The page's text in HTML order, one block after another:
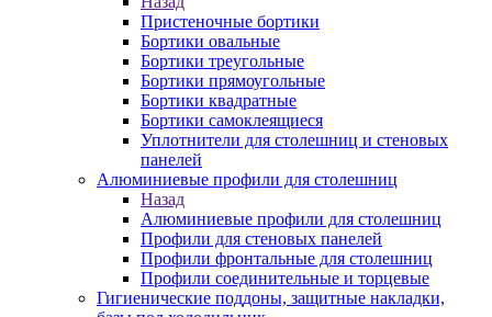
Пристеночные бортики
Бортики овальные
Бортики треугольные
Бортики прямоугольные
Бортики квадратные
Бортики самоклеящиеся
Уплотнители для столешниц и стеновых
панелей
Алюминиевые профили для столешниц
Назад
Алюминиевые профили для столешниц
Профили для стеновых панелей
Профили фронтальные для столешниц
Профили соединительные и торцевые
Гигиенические поддоны, защитные накладки,